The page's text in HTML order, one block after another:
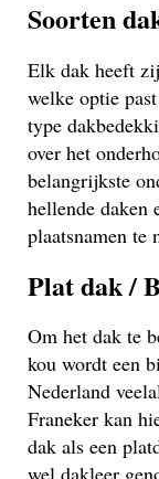
Soorten
Elk dak heeft
welke optie
type
over het
belangrijkste
hellende daken
plaatsnamen te
Plat dak /
Om het dak te
kou wordt een
Nederland
Franeker kan
dak als een
wel dakleer